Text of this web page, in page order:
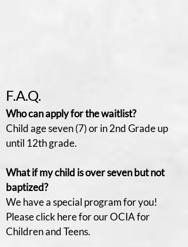
F.A.Q.
Who can apply for the waitlist?
Child age seven (7) or in 2nd Grade up
until 12th grade.
What if my child is over seven but not
baptized?
We have a special program for you!
Please click here for our OCIA for
Children and Teens.